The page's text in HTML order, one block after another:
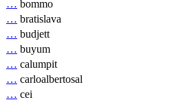
… bommo
… bratislava
… budjett
… buyum
… calumpit
… carloalbertosal
… cei